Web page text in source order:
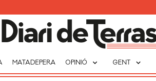
MATADEPERA OPINIÓ expand_more GENT expand_more